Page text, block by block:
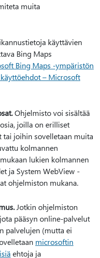
muita
käyttävien
Bing Maps
Bing Maps -ympäristön
– Microsoft
Ohjelmisto voi sisältää
joilla on erilliset
joihin sovelletaan muita
kolmannen
lukien kolmannen
ja System WebView -
ohjelmiston mukana.
Jotkin ohjelmiston
pääsyn online-palvelut
palvelujen (mutta ei
microsoftin
ehtoja ja